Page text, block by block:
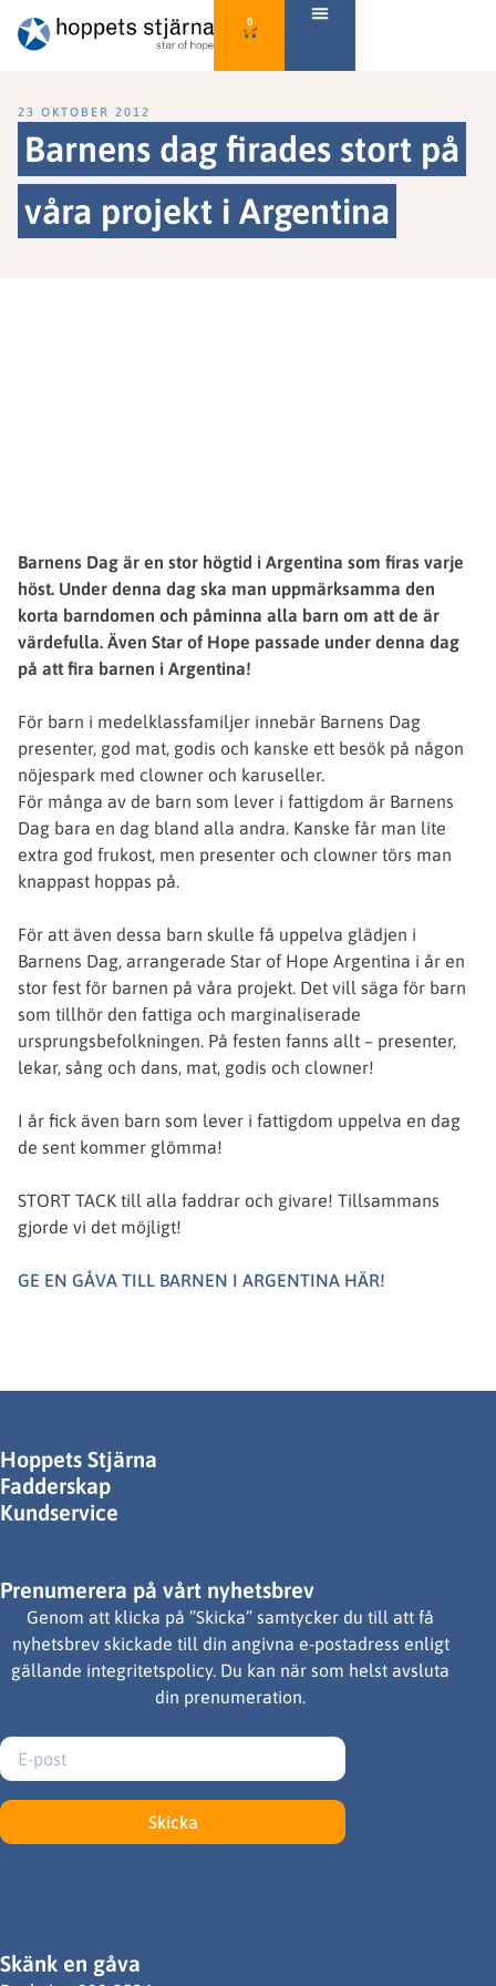
0
23 OKTOBER 2012
Barnens dag firades stort på
våra projekt i Argentina
Barnens Dag är en stor högtid i Argentina som firas varje
höst. Under denna dag ska man uppmärksamma den
korta barndomen och påminna alla barn om att de är
värdefulla. Även Star of Hope passade under denna dag
på att fira barnen i Argentina!
För barn i medelklassfamiljer innebär Barnens Dag
presenter, god mat, godis och kanske ett besök på någon
nöjespark med clowner och karuseller.
För många av de barn som lever i fattigdom är Barnens
Dag bara en dag bland alla andra. Kanske får man lite
extra god frukost, men presenter och clowner törs man
knappast hoppas på.
För att även dessa barn skulle få uppelva glädjen i
Barnens Dag, arrangerade Star of Hope Argentina i år en
stor fest för barnen på våra projekt. Det vill säga för barn
som tillhör den fattiga och marginaliserade
ursprungsbefolkningen. På festen fanns allt – presenter,
lekar, sång och dans, mat, godis och clowner!
I år fick även barn som lever i fattigdom uppelva en dag
de sent kommer glömma!
STORT TACK till alla faddrar och givare! Tillsammans
gjorde vi det möjligt!
GE EN GÅVA TILL BARNEN I ARGENTINA HÄR!
Hoppets Stjärna
Fadderskap
Kundservice
Prenumerera på vårt nyhetsbrev
Genom att klicka på ”Skicka” samtycker du till att få
nyhetsbrev skickade till din angivna e-postadress enligt
gällande integritetspolicy. Du kan när som helst avsluta
din prenumeration.
Skicka
Skänk en gåva